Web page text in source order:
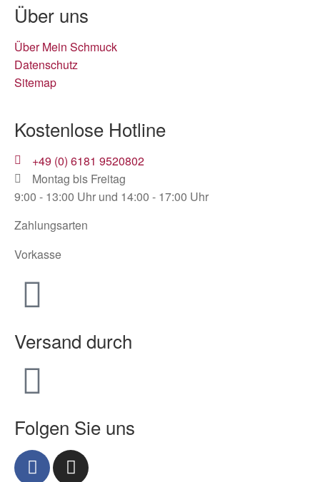
Über uns
Über Mein Schmuck
Datenschutz
Sitemap
Kostenlose Hotline
+49 (0) 6181 9520802
Montag bis Freitag
9:00 - 13:00 Uhr und 14:00 - 17:00 Uhr
Zahlungsarten
Vorkasse
Versand durch
Folgen Sie uns